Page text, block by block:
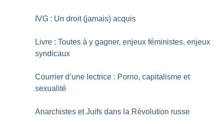
IVG : Un droit (jamais) acquis
Livre : Toutes à y gagner, enjeux féministes, enjeux
syndicaux
Courrier d’une lectrice : Porno, capitalisme et
sexualité
Anarchistes et Juifs dans la Révolution russe